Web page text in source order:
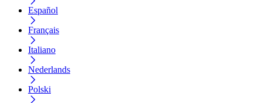
Español
Français
Italiano
Nederlands
Polski